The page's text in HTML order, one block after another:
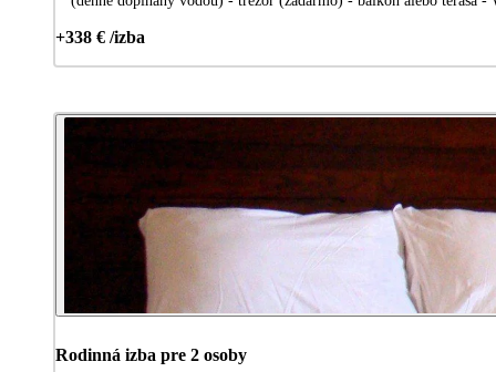
+338 € /izba
Rodinná izba pre 2 osoby